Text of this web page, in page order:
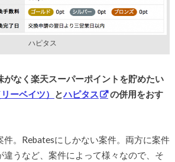
ハピタス
がなく楽天スーパーポイントを貯めたい
ーベイツ） とハピタス
の併用をおす
件。Rebatesにしかない案件。両方に案件
違うなど、案件によって様々なので、そ